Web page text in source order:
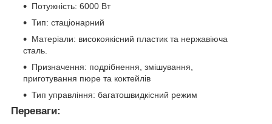
Потужність: 6000 Вт
Тип: стаціонарний
Матеріали: високоякісний пластик та нержавіюча
сталь.
Призначення: подрібнення, змішування,
приготування пюре та коктейлів
Тип управління: багатошвидкісний режим
Переваги: